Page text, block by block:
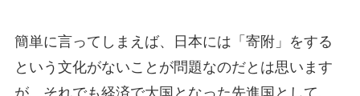
簡単に言ってしまえば、日本には「寄附」をする
という文化がないことが問題なのだとは思います
が、それでも経済で大国となった先進国として、